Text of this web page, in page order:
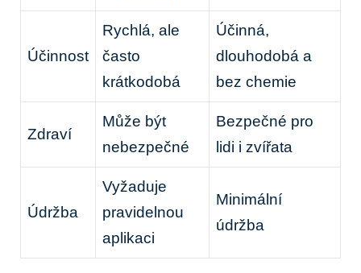
Účinnost
Rychlá, ale
často
krátkodobá
Účinná,
dlouhodobá a
bez chemie
Zdraví
Může být
nebezpečné
Bezpečné pro
lidi i zvířata
Údržba
Vyžaduje
pravidelnou
aplikaci
Minimální
údržba